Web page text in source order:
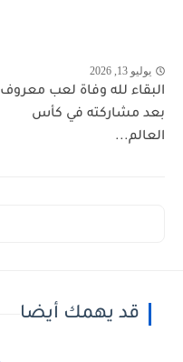
يوليو 13, 2026
البقاء لله وفاة لعب معروف
بعد مشاركته في كأس
العالم...
قد يهمك أيضا